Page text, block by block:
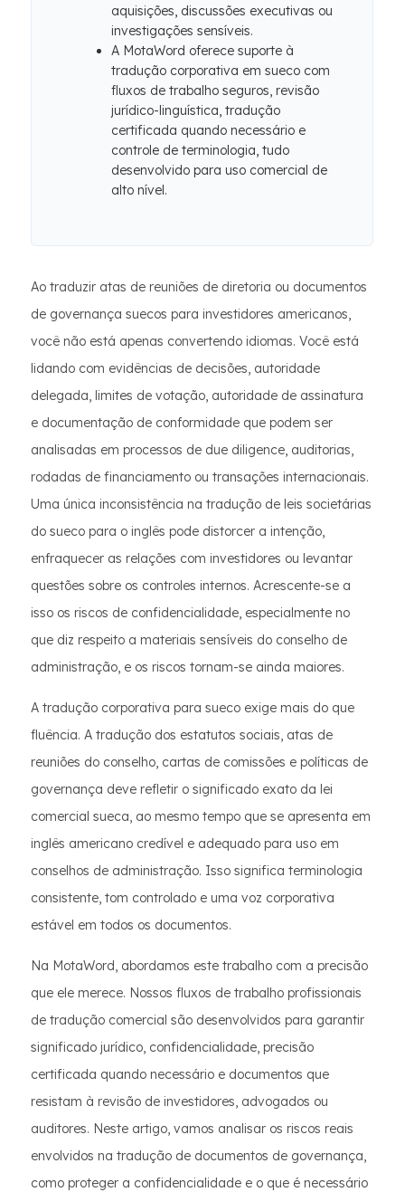
aquisições, discussões executivas ou
investigações sensíveis.
A MotaWord oferece suporte à
tradução corporativa em sueco com
fluxos de trabalho seguros, revisão
jurídico-linguística, tradução
certificada quando necessário e
controle de terminologia, tudo
desenvolvido para uso comercial de
alto nível.
Ao traduzir atas de reuniões de diretoria ou documentos
de governança suecos para investidores americanos,
você não está apenas convertendo idiomas. Você está
lidando com evidências de decisões, autoridade
delegada, limites de votação, autoridade de assinatura
e documentação de conformidade que podem ser
analisadas em processos de due diligence, auditorias,
rodadas de financiamento ou transações internacionais.
Uma única inconsistência na tradução de leis societárias
do sueco para o inglês pode distorcer a intenção,
enfraquecer as relações com investidores ou levantar
questões sobre os controles internos. Acrescente-se a
isso os riscos de confidencialidade, especialmente no
que diz respeito a materiais sensíveis do conselho de
administração, e os riscos tornam-se ainda maiores.
A tradução corporativa para sueco exige mais do que
fluência. A tradução dos estatutos sociais, atas de
reuniões do conselho, cartas de comissões e políticas de
governança deve refletir o significado exato da lei
comercial sueca, ao mesmo tempo que se apresenta em
inglês americano credível e adequado para uso em
conselhos de administração. Isso significa terminologia
consistente, tom controlado e uma voz corporativa
estável em todos os documentos.
Na MotaWord, abordamos este trabalho com a precisão
que ele merece. Nossos fluxos de trabalho profissionais
de tradução comercial são desenvolvidos para garantir
significado jurídico, confidencialidade, precisão
certificada quando necessário e documentos que
resistam à revisão de investidores, advogados ou
auditores. Neste artigo, vamos analisar os riscos reais
envolvidos na tradução de documentos de governança,
como proteger a confidencialidade e o que é necessário